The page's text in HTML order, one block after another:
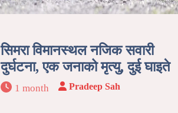
सिमरा विमानस्थल नजिक सवारी
दुर्घटना, एक जनाको मृत्यु, दुई घाइते
1 month Pradeep Sah